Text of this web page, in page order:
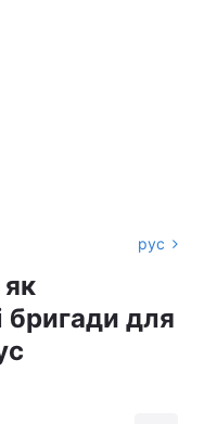
рус
як
бригади для